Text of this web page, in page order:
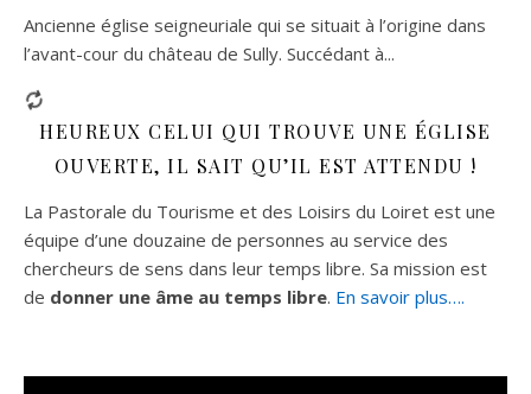
Ancienne église seigneuriale qui se situait à l’origine dans
l’avant-cour du château de Sully. Succédant à...
HEUREUX CELUI QUI TROUVE UNE ÉGLISE
OUVERTE, IL SAIT QU’IL EST ATTENDU !
La Pastorale du Tourisme et des Loisirs du Loiret est une
équipe d’une douzaine de personnes au service des
chercheurs de sens dans leur temps libre. Sa mission est
de donner une âme au temps libre. En savoir plus….